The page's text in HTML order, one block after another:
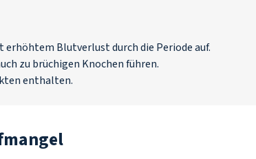
Blutverlust durch die Periode auf.
zu brüchigen Knochen führen.
enthalten.